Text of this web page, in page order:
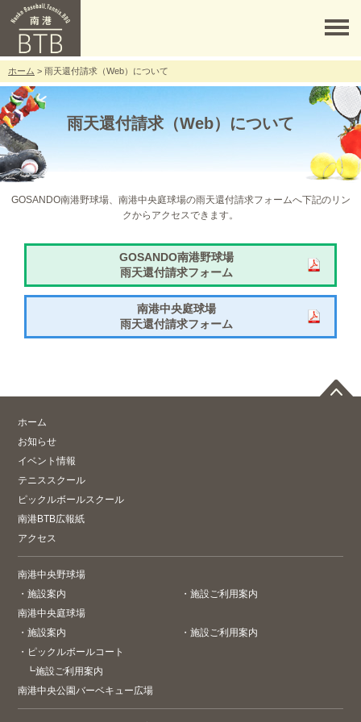
ホーム > 雨天還付請求（Web）について
雨天還付請求（Web）について
GOSANDO南港野球場、南港中央庭球場の雨天還付請求フォームへ下記のリン
クからアクセスできます。
GOSANDO南港野球場
雨天還付請求フォーム
南港中央庭球場
雨天還付請求フォーム
ホーム
お知らせ
イベント情報
テニススクール
ピックルボールスクール
南港BTB広報紙
アクセス
南港中央野球場
・施設案内 ・ 施設ご利用案内
南港中央庭球場
・施設案内 ・ 施設ご利用案内
・ ピックルボールコート
┗施設ご利用案内
南港中央公園バーベキュー広場